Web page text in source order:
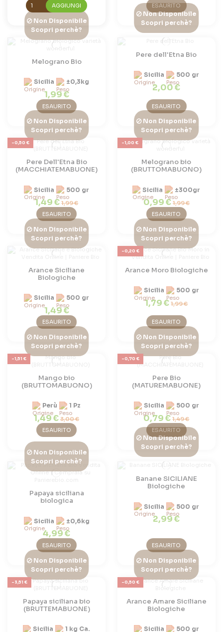
AGGIUNGI
ESAURITO
Non Disponibile
Scopri perchè?
Melograno Bio
Sicilia ±0,3kg
1,99 €
ESAURITO
Non Disponibile
Scopri perchè?
Pere dell'Etna Bio
Sicilia 500 gr
2,00 €
ESAURITO
-0,50 €
Non Disponibile
Scopri perchè?
Pere Dell'Etna Bio
(MACCHIATEMABUONE)
Sicilia 500 gr
1,49 €1,99 €
ESAURITO
-1,00 €
Non Disponibile
Scopri perchè?
Melograno bio
(BRUTTOMABUONO)
Sicilia ±300gr
0,99 €1,99 €
ESAURITO
Non Disponibile
Scopri perchè?
Arance Siciliane
Biologiche
Sicilia 500 gr
1,49 €
ESAURITO
-0,20 €
Non Disponibile
Scopri perchè?
Arance Moro Biologiche
Sicilia 500 gr
1,79 €1,99 €
ESAURITO
-1,51 €
Non Disponibile
Scopri perchè?
Mango bio
(BRUTTOMABUONO)
Perù 1 Pz
1,49 €3,00 €
ESAURITO
-0,70 €
Non Disponibile
Scopri perchè?
Pere Bio
(MATUREMABUONE)
Sicilia 500 gr
0,79 €1,49 €
ESAURITO
Non Disponibile
Scopri perchè?
Papaya siciliana
biologica
Sicilia ±0,6kg
4,99 €
ESAURITO
Non Disponibile
Scopri perchè?
Banane SICILIANE
Biologiche
Sicilia 500 gr
2,99 €
ESAURITO
-3,51 €
Non Disponibile
Scopri perchè?
Papaya siciliana bio
(BRUTTEMABUONE)
Sicilia 1 kg Ca.
-0,50 €
Non Disponibile
Scopri perchè?
Arance Amare Siciliane
Biologiche
Sicilia 500 gr